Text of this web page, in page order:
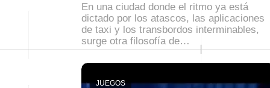
En una ciudad donde el ritmo ya está
dictado por los atascos, las aplicaciones
de taxi y los transbordos interminables,
surge otra filosofía de…
JUEGOS